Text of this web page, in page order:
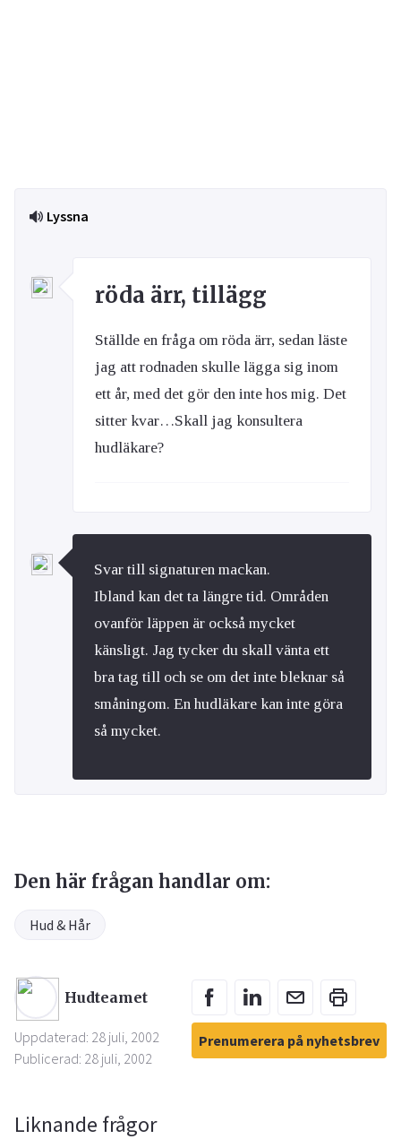
Lyssna
röda ärr, tillägg
Ställde en fråga om röda ärr, sedan läste
jag att rodnaden skulle lägga sig inom
ett år, med det gör den inte hos mig. Det
sitter kvar…Skall jag konsultera
hudläkare?
Svar till signaturen mackan.
Ibland kan det ta längre tid. Områden
ovanför läppen är också mycket
känsligt. Jag tycker du skall vänta ett
bra tag till och se om det inte bleknar så
småningom. En hudläkare kan inte göra
så mycket.
Den här frågan handlar om:
Hud & Hår
Hudteamet
Uppdaterad: 28 juli, 2002
Publicerad: 28 juli, 2002
Prenumerera på nyhetsbrev
Liknande frågor